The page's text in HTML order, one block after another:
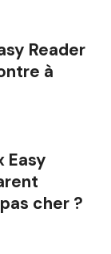
Reader
à
Easy
cher ?